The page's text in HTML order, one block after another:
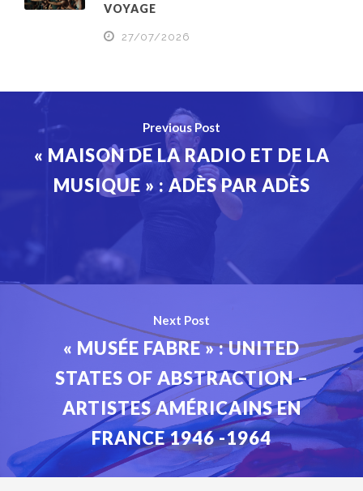
VOYAGE
27/07/2026
Previous Post
« MAISON DE LA RADIO ET DE LA
MUSIQUE » : ADÈS PAR ADÈS
Next Post
« MUSÉE FABRE » : UNITED
STATES OF ABSTRACTION –
ARTISTES AMÉRICAINS EN
FRANCE 1946 -1964